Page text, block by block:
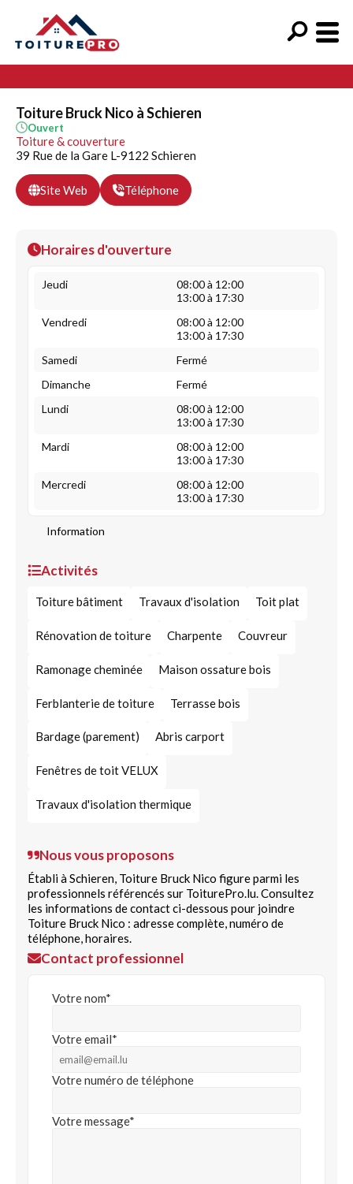
Toiture Bruck Nico à Schieren
Ouvert
Toiture & couverture
39 Rue de la Gare L-9122 Schieren
Site Web Téléphone
Horaires d'ouverture
Jeudi
08:00 à 12:00
13:00 à 17:30
Vendredi
08:00 à 12:00
13:00 à 17:30
Samedi
Fermé
Dimanche
Fermé
Lundi
08:00 à 12:00
13:00 à 17:30
Mardi
08:00 à 12:00
13:00 à 17:30
Mercredi
08:00 à 12:00
13:00 à 17:30
Information
Activités
Toiture bâtiment Travaux d'isolation Toit plat
Rénovation de toiture Charpente Couvreur
Ramonage cheminée Maison ossature bois
Ferblanterie de toiture Terrasse bois
Bardage (parement) Abris carport
Fenêtres de toit VELUX
Travaux d'isolation thermique
Nous vous proposons
Établi à Schieren, Toiture Bruck Nico figure parmi les
professionnels référencés sur ToiturePro.lu. Consultez
les informations de contact ci-dessous pour joindre
Toiture Bruck Nico : adresse complète, numéro de
téléphone, horaires.
Contact professionnel
Votre nom*
Votre email*
Votre numéro de téléphone
Votre message*